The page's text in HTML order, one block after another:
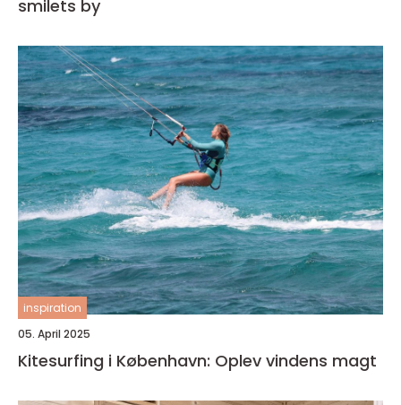
smilets by
inspiration
05. April 2025
Kitesurfing i København: Oplev vindens magt